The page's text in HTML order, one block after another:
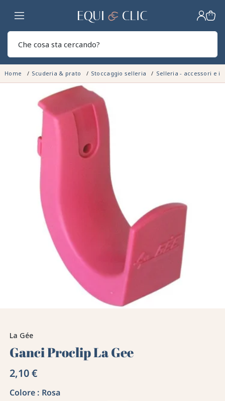
Casa
Home Scuderia & prato Stoccaggio selleria Selleria - accessori e
La Gée
Ganci Proclip La Gee
2,10 €
Colore : Rosa